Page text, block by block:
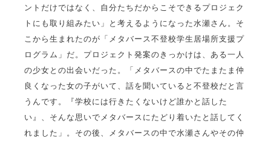
ントだけではなく、自分たちだからこそできるプロジェク
トにも取り組みたい」と考えるようになった水瀬さん。そ
こから生まれたのが「メタバース不登校学生居場所支援プ
ログラム」だ。プロジェクト発案のきっかけは、ある一人
の少女との出会いだった。「メタバースの中でたまたま仲
良くなった女の子がいて、話を聞いていると不登校だと言
うんです。『学校には行きたくないけど誰かと話した
い』、そんな思いでメタバースにたどり着いたと話してく
れました」。その後、メタバースの中で水瀬さんやその仲